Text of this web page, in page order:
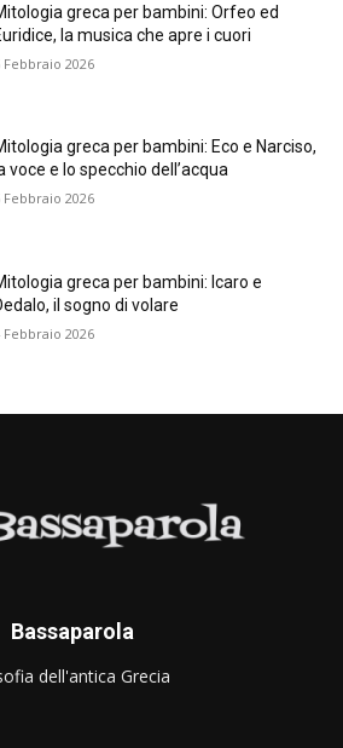
greca per bambini: Orfeo ed
la musica che apre i cuori
Febbraio 2026
greca per bambini: Eco e Narciso,
voce e lo specchio dell’acqua
Febbraio 2026
greca per bambini: Icaro e
il sogno di volare
Febbraio 2026
Bassaparola
dell'antica Grecia